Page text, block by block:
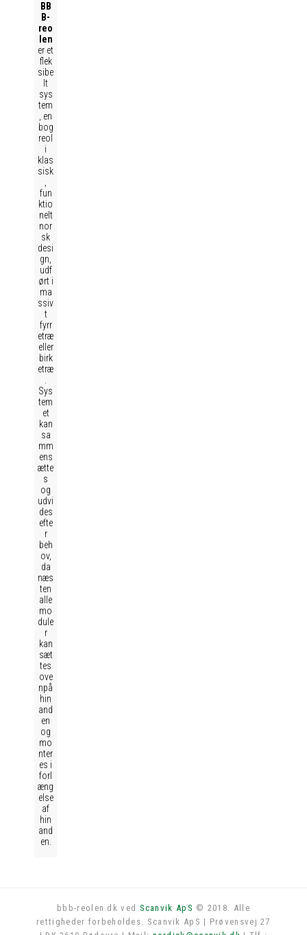
BB
B-
reo
len
er et
flek
sibe
lt
sys
tem
, en
bog
reol
i
klas
sisk
fun
ktio
nelt
nor
sk
desi
gn,
udf
ørt i
ma
ssiv
t
fyrr
etræ
eller
birk
etræ
Sys
tem
et
kan
sa
mm
ens
ætte
s
og
udvi
des
efte
r
beh
ov,
da
næs
ten
alle
mo
dule
r
kan
sæt
tes
ove
npå
hin
and
en
og
mo
nter
es i
forl
æng
else
af
hin
and
en.
bbb-reolen.dk ved Scanvik ApS © 2018. Alle
rettigheder forbeholdes. Scanvik ApS | Prøvensvej 27